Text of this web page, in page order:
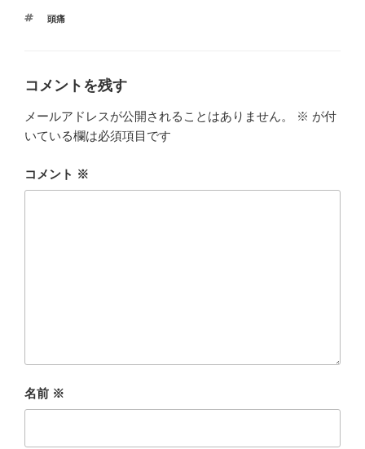
ゴ
タ
頭痛
コメントを残す
メールアドレスが公開されることはありません。 ※ が付
いている欄は必須項目です
コメント ※
名前 ※